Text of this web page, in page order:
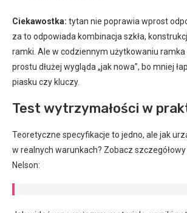
Ciekawostka: tytan nie poprawia wprost
za to odpowiada kombinacja szkła,
ramki. Ale w codziennym użytkowaniu ramka
prostu dłużej wygląda „jak nowa”, bo mniej
piasku czy kluczy.
Test wytrzymałości w
Teoretyczne specyfikacje to jedno, ale jak
w realnych warunkach? Zobacz
Nelson: